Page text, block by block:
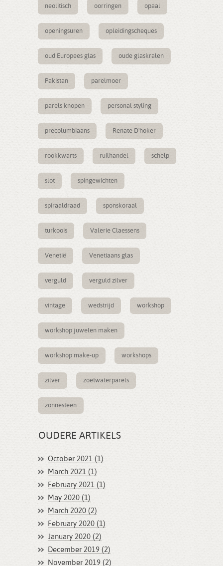
neolitisch oorringen opaal
openingsuren opleidingscheques
oud Europees glas oude glaskralen
Pakistan parelmoer
parels knopen personal styling
precolumbiaans Renate D'hoker
rookkwarts ruilhandel schelp
slot spingewichten
spiraaldraad sponskoraal
turkoois Valerie Claessens
Venetië Venetiaans glas
verguld verguld zilver
vintage wedstrijd workshop
workshop juwelen maken
workshop make-up workshops
zilver zoetwaterparels
zonnesteen
OUDERE ARTIKELS
October 2021 (1)
March 2021 (1)
February 2021 (1)
May 2020 (1)
March 2020 (2)
February 2020 (1)
January 2020 (2)
December 2019 (2)
November 2019 (2)